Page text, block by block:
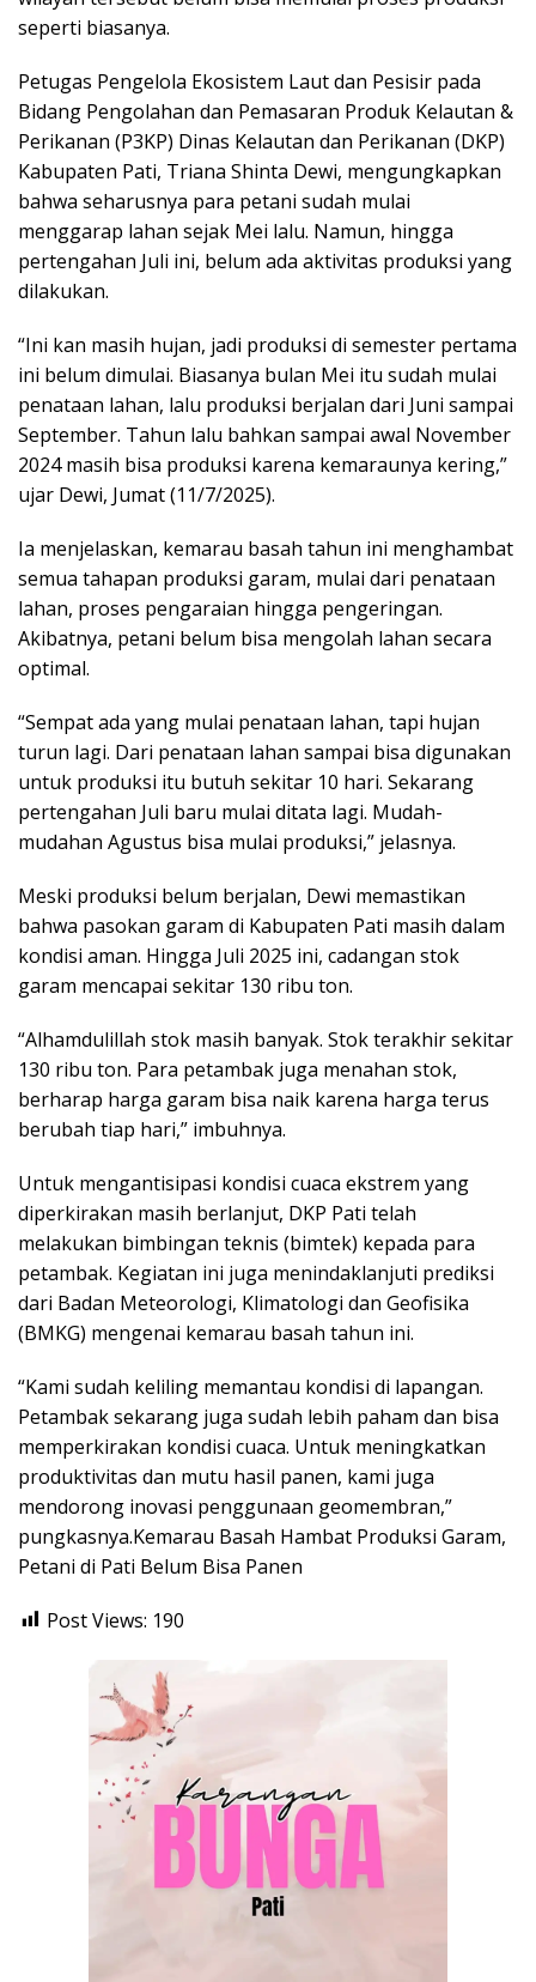
seperti biasanya.
Petugas Pengelola Ekosistem Laut dan Pesisir pada
Bidang Pengolahan dan Pemasaran Produk Kelautan &
Perikanan (P3KP) Dinas Kelautan dan Perikanan (DKP)
Kabupaten Pati, Triana Shinta Dewi, mengungkapkan
bahwa seharusnya para petani sudah mulai
menggarap lahan sejak Mei lalu. Namun, hingga
pertengahan Juli ini, belum ada aktivitas produksi yang
dilakukan.
“Ini kan masih hujan, jadi produksi di semester pertama
ini belum dimulai. Biasanya bulan Mei itu sudah mulai
penataan lahan, lalu produksi berjalan dari Juni sampai
September. Tahun lalu bahkan sampai awal November
2024 masih bisa produksi karena kemaraunya kering,”
ujar Dewi, Jumat (11/7/2025).
Ia menjelaskan, kemarau basah tahun ini menghambat
semua tahapan produksi garam, mulai dari penataan
lahan, proses pengaraian hingga pengeringan.
Akibatnya, petani belum bisa mengolah lahan secara
optimal.
“Sempat ada yang mulai penataan lahan, tapi hujan
turun lagi. Dari penataan lahan sampai bisa digunakan
untuk produksi itu butuh sekitar 10 hari. Sekarang
pertengahan Juli baru mulai ditata lagi. Mudah-
mudahan Agustus bisa mulai produksi,” jelasnya.
Meski produksi belum berjalan, Dewi memastikan
bahwa pasokan garam di Kabupaten Pati masih dalam
kondisi aman. Hingga Juli 2025 ini, cadangan stok
garam mencapai sekitar 130 ribu ton.
“Alhamdulillah stok masih banyak. Stok terakhir sekitar
130 ribu ton. Para petambak juga menahan stok,
berharap harga garam bisa naik karena harga terus
berubah tiap hari,” imbuhnya.
Untuk mengantisipasi kondisi cuaca ekstrem yang
diperkirakan masih berlanjut, DKP Pati telah
melakukan bimbingan teknis (bimtek) kepada para
petambak. Kegiatan ini juga menindaklanjuti prediksi
dari Badan Meteorologi, Klimatologi dan Geofisika
(BMKG) mengenai kemarau basah tahun ini.
“Kami sudah keliling memantau kondisi di lapangan.
Petambak sekarang juga sudah lebih paham dan bisa
memperkirakan kondisi cuaca. Untuk meningkatkan
produktivitas dan mutu hasil panen, kami juga
mendorong inovasi penggunaan geomembran,”
pungkasnya.Kemarau Basah Hambat Produksi Garam,
Petani di Pati Belum Bisa Panen
Post Views: 190